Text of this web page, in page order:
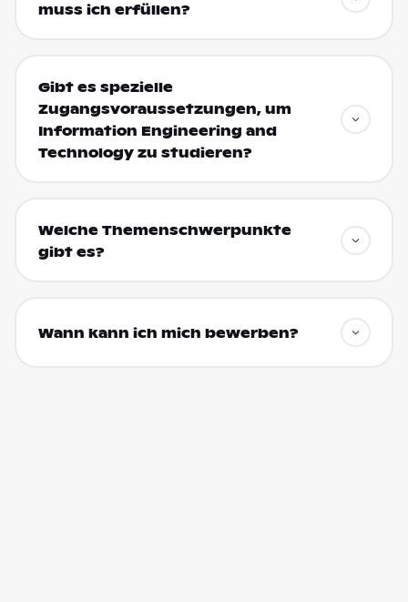
muss ich erfüllen?
Gibt es spezielle
Zugangsvoraussetzungen, um
Information Engineering and
Technology zu studieren?
Welche Themenschwerpunkte
gibt es?
Wann kann ich mich bewerben?